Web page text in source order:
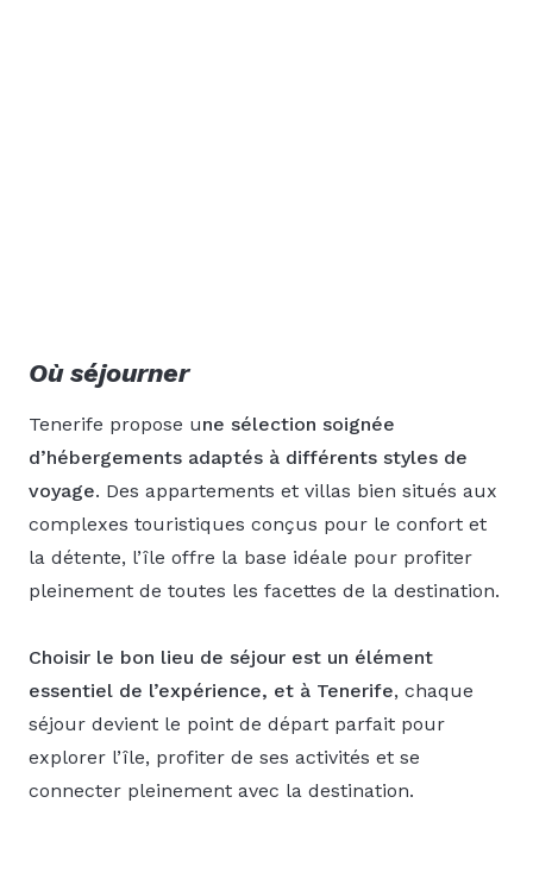
Où séjourner
Tenerife propose une sélection soignée
d’hébergements adaptés à différents styles de
voyage. Des appartements et villas bien situés aux
complexes touristiques conçus pour le confort et
la détente, l’île offre la base idéale pour profiter
pleinement de toutes les facettes de la destination.
Choisir le bon lieu de séjour est un élément
essentiel de l’expérience, et à Tenerife, chaque
séjour devient le point de départ parfait pour
explorer l’île, profiter de ses activités et se
connecter pleinement avec la destination.